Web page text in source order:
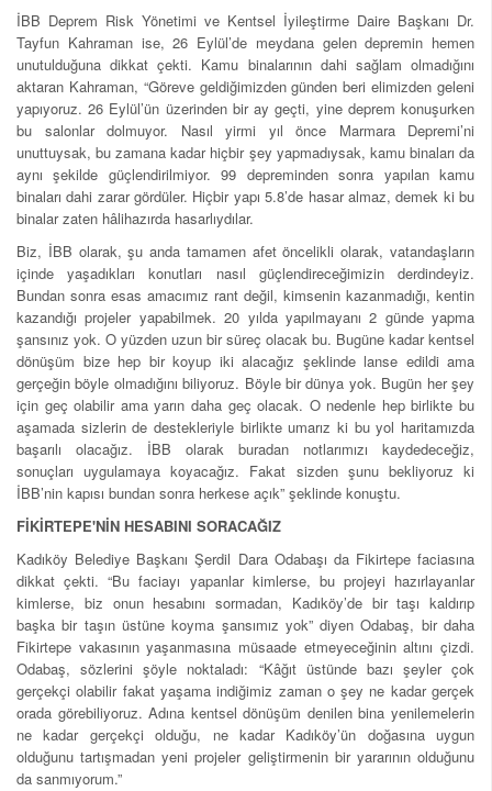
İBB Deprem Risk Yönetimi ve Kentsel İyileştirme Daire Başkanı Dr.
Tayfun Kahraman ise, 26 Eylül’de meydana gelen depremin hemen
unutulduğuna dikkat çekti. Kamu binalarının dahi sağlam olmadığını
aktaran Kahraman, “Göreve geldiğimizden günden beri elimizden geleni
yapıyoruz. 26 Eylül’ün üzerinden bir ay geçti, yine deprem konuşurken
bu salonlar dolmuyor. Nasıl yirmi yıl önce Marmara Depremi’ni
unuttuysak, bu zamana kadar hiçbir şey yapmadıysak, kamu binaları da
aynı şekilde güçlendirilmiyor. 99 depreminden sonra yapılan kamu
binaları dahi zarar gördüler. Hiçbir yapı 5.8’de hasar almaz, demek ki bu
binalar zaten hâlihazırda hasarlıydılar.
Biz, İBB olarak, şu anda tamamen afet öncelikli olarak, vatandaşların
içinde yaşadıkları konutları nasıl güçlendireceğimizin derdindeyiz.
Bundan sonra esas amacımız rant değil, kimsenin kazanmadığı, kentin
kazandığı projeler yapabilmek. 20 yılda yapılmayanı 2 günde yapma
şansınız yok. O yüzden uzun bir süreç olacak bu. Bugüne kadar kentsel
dönüşüm bize hep bir koyup iki alacağız şeklinde lanse edildi ama
gerçeğin böyle olmadığını biliyoruz. Böyle bir dünya yok. Bugün her şey
için geç olabilir ama yarın daha geç olacak. O nedenle hep birlikte bu
aşamada sizlerin de destekleriyle birlikte umarız ki bu yol haritamızda
başarılı olacağız. İBB olarak buradan notlarımızı kaydedeceğiz,
sonuçları uygulamaya koyacağız. Fakat sizden şunu bekliyoruz ki
İBB’nin kapısı bundan sonra herkese açık” şeklinde konuştu.
FİKİRTEPE'NİN HESABINI SORACAĞIZ
Kadıköy Belediye Başkanı Şerdil Dara Odabaşı da Fikirtepe faciasına
dikkat çekti. “Bu faciayı yapanlar kimlerse, bu projeyi hazırlayanlar
kimlerse, biz onun hesabını sormadan, Kadıköy’de bir taşı kaldırıp
başka bir taşın üstüne koyma şansımız yok” diyen Odabaş, bir daha
Fikirtepe vakasının yaşanmasına müsaade etmeyeceğinin altını çizdi.
Odabaş, sözlerini şöyle noktaladı: “Kâğıt üstünde bazı şeyler çok
gerçekçi olabilir fakat yaşama indiğimiz zaman o şey ne kadar gerçek
orada görebiliyoruz. Adına kentsel dönüşüm denilen bina yenilemelerin
ne kadar gerçekçi olduğu, ne kadar Kadıköy’ün doğasına uygun
olduğunu tartışmadan yeni projeler geliştirmenin bir yararının olduğunu
da sanmıyorum.”